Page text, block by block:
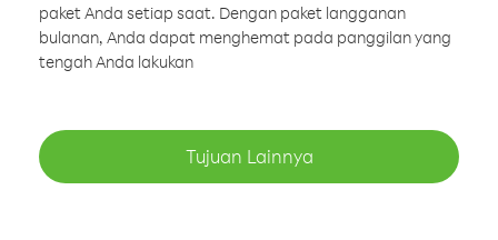
paket Anda setiap saat. Dengan paket langganan
bulanan, Anda dapat menghemat pada panggilan yang
tengah Anda lakukan
Tujuan Lainnya